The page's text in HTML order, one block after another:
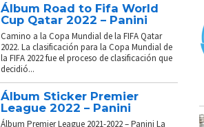
Álbum Road to Fifa World
Cup Qatar 2022 – Panini
Camino a la Copa Mundial de la FIFA Qatar
2022. La clasificación para la Copa Mundial de
la FIFA 2022 fue el proceso de clasificación que
decidió...
Álbum Sticker Premier
League 2022 – Panini
Álbum Premier League 2021-2022 – Panini La